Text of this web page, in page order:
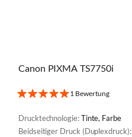
Canon PIXMA TS7750i
1 Bewertung
Drucktechnologie:Tinte, Farbe
Beidseitiger Druck (Duplexdruck):